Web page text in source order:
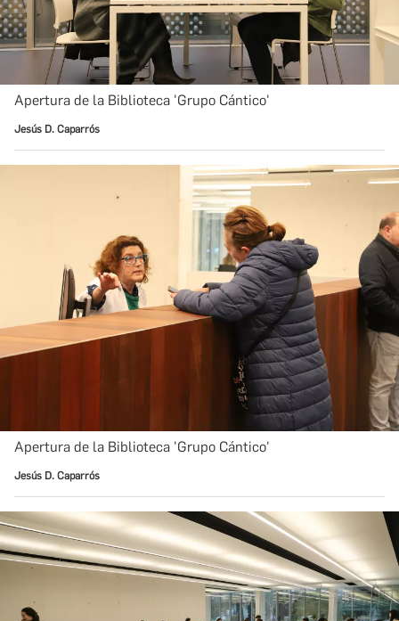
Apertura de la Biblioteca 'Grupo Cántico'
Jesús D. Caparrós
Apertura de la Biblioteca 'Grupo Cántico'
Jesús D. Caparrós